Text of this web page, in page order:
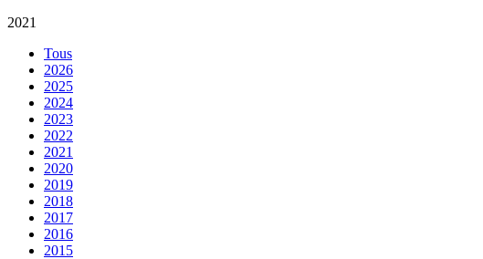
2021
Tous
2026
2025
2024
2023
2022
2021
2020
2019
2018
2017
2016
2015